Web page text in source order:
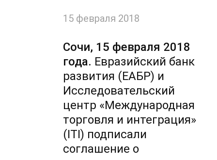
15 февраля 2018
Сочи, 15 февраля 2018
года. Евразийский банк
развития (ЕАБР) и
Исследовательский
центр «Международная
торговля и интеграция»
(ITI) подписали
соглашение о